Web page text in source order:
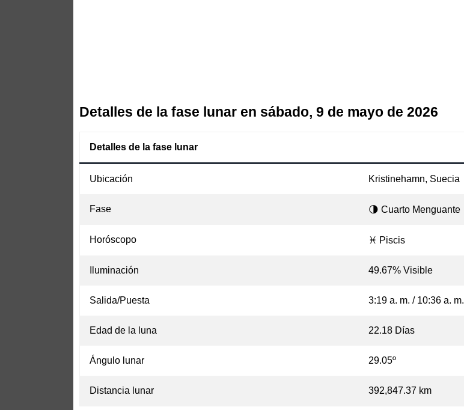
Detalles de la fase lunar en sábado, 9 de mayo de 2026
Detalles de la fase lunar
Ubicación Kristinehamn, Suecia
Fase 🌗 Cuarto Menguante
Horóscopo ♓ Piscis
Iluminación 49.67% Visible
Salida/Puesta 3:19 a. m. / 10:36 a. m.
Edad de la luna 22.18 Días
Ángulo lunar 29.05º
Distancia lunar 392,847.37 km